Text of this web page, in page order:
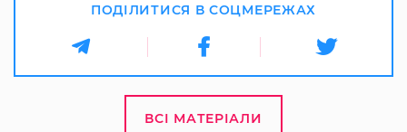
ПОДІЛИТИСЯ В СОЦМЕРЕЖАХ
ВСІ МАТЕРІАЛИ